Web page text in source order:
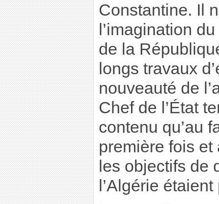
Constantine. Il
l’imagination
de la
longs travaux
nouveauté de
Chef de l’État
contenu qu’au
première fois
les objectifs de
l’Algérie